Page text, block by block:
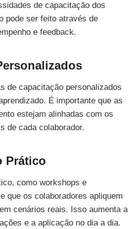
de capacitação dos
pode ser feito através de
e feedback.
de capacitação personalizados
É importante que as
estejam alinhadas com os
de cada colaborador.
Prático
como workshops e
que os colaboradores apliquem
cenários reais. Isso aumenta a
e a aplicação no dia a dia.